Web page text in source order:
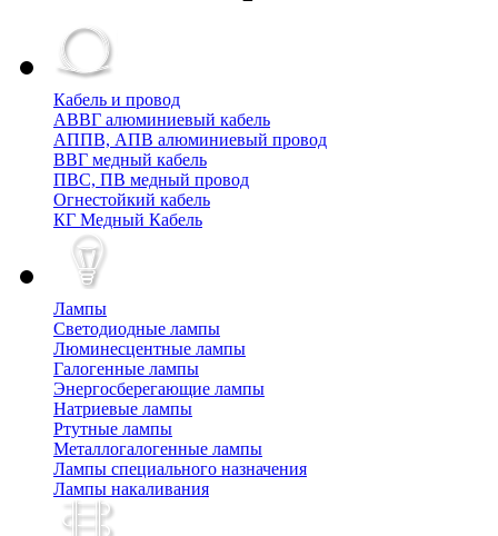
Кабель и провод
АВВГ алюминиевый кабель
АППВ, АПВ алюминиевый провод
ВВГ медный кабель
ПВС, ПВ медный провод
Огнестойкий кабель
КГ Медный Кабель
Лампы
Cветодиодные лампы
Люминесцентные лампы
Галогенные лампы
Энергосберегающие лампы
Натриевые лампы
Ртутные лампы
Металлогалогенные лампы
Лампы специального назначения
Лампы накаливания